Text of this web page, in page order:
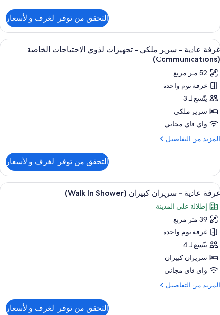
غرفة
عادية
-
سرير
ملكي
التحقق من توفر الغرف والأسعار
استعراض
جميع
صور
غرفة
عادية
-
سرير
ملكي
-
تجهيزات
الاحتياجات
الخاصة
(Communications)
ملاءات من القطن المصري وأغطية فراش
6
غرفة عادية - سرير ملكي - تجهيزات لذوي الاحتياجات الخاصة
(Communications)
52 متر مربع
غرفة نوم واحدة
يتّسع لـ 3
سرير ملكي
واي فاي مجاني
المزيد من التفاصيل
المزيد
غرفة
عادية
-
سرير
ملكي
تجهيزات
لذوي
الاحتياجات
الخاصة
التحقق من توفر الغرف والأسعار
استعراض
جميع
صور
غرفة
عادية
-
سريران
كبيران
(Walk
In
11
غرفة عادية - سريران كبيران (Walk In Shower)
إطلالة على المدينة
39 متر مربع
غرفة نوم واحدة
يتّسع لـ 4
سريران كبيران
واي فاي مجاني
المزيد من التفاصيل
المزيد
التحقق من توفر الغرف والأسعار